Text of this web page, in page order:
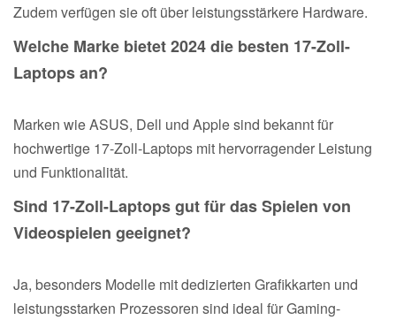
Zudem verfügen sie oft über leistungsstärkere Hardware.
Welche Marke bietet 2024 die besten 17-Zoll-
Laptops an?
Marken wie ASUS, Dell und Apple sind bekannt für
hochwertige 17-Zoll-Laptops mit hervorragender Leistung
und Funktionalität.
Sind 17-Zoll-Laptops gut für das Spielen von
Videospielen geeignet?
Ja, besonders Modelle mit dedizierten Grafikkarten und
leistungsstarken Prozessoren sind ideal für Gaming-